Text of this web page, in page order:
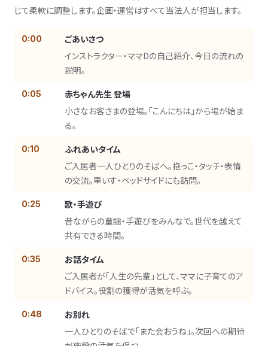
じて柔軟に調整します。企画・運営はすべて当法人が担当します。
0:00
ごあいさつ
インストラクター・ママDの自己紹介、今日の流れの
説明。
0:05
赤ちゃん先生 登場
小さなお客さまの登場。「こんにちは」から場が始ま
る。
0:10
ふれあいタイム
ご入居者一人ひとりのそばへ。抱っこ・タッチ・表情
の交流。車いす・ベッドサイドにも訪問。
0:25
歌・手遊び
昔ながらの童謡・手遊びをみんなで。世代を越えて
共有できる時間。
0:35
お話タイム
ご入居者が「人生の先輩」として、ママに子育てのア
ドバイス。役割の獲得が活気を呼ぶ。
0:48
お別れ
一人ひとりのそばで「また会おうね」。次回への期待